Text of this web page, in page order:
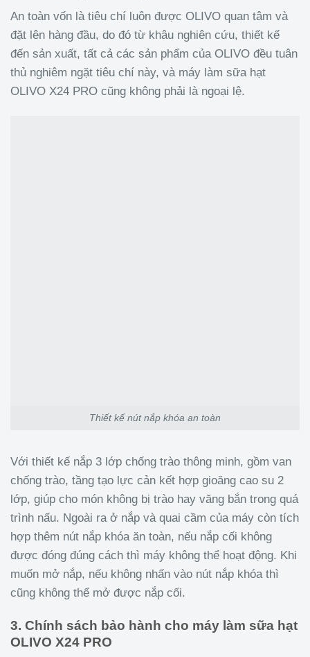
An toàn vốn là tiêu chí luôn được OLIVO quan tâm và
đặt lên hàng đầu, do đó từ khâu nghiên cứu, thiết kế
đến sản xuất, tất cả các sản phẩm của OLIVO đều tuân
thủ nghiêm ngặt tiêu chí này, và máy làm sữa hạt
OLIVO X24 PRO cũng không phải là ngoại lệ.
Thiết kế nút nắp khóa an toàn
Với thiết kế nắp 3 lớp chống trào thông minh, gồm van
chống trào, tầng tạo lực cản kết hợp gioăng cao su 2
lớp, giúp cho món không bị trào hay văng bắn trong quá
trình nấu. Ngoài ra ở nắp và quai cầm của máy còn tích
hợp thêm nút nắp khóa ăn toàn, nếu nắp cối không
được đóng đúng cách thì máy không thể hoạt động. Khi
muốn mở nắp, nếu không nhấn vào nút nắp khóa thì
cũng không thể mở được nắp cối.
3. Chính sách bảo hành cho máy làm sữa hạt
OLIVO X24 PRO